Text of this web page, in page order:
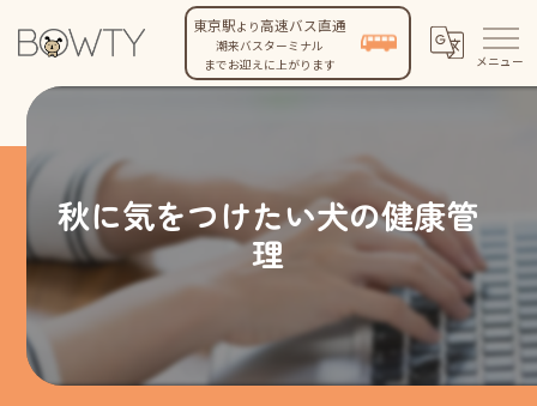
東京駅より高速バス直通
潮来バスターミナル
までお迎えに上がります
秋に気をつけたい犬の健康管
理